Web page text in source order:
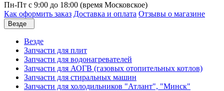
Пн-Пт с 9:00 до 18:00 (время Московское)
Как оформить заказ Доставка и оплата Отзывы о магазине
Везде
Везде
Запчасти для плит
Запчасти для водонагревателей
Запчасти для АОГВ (газовых отопительных котлов)
Запчасти для стиральных машин
Запчасти для холодильников "Атлант", "Минск"